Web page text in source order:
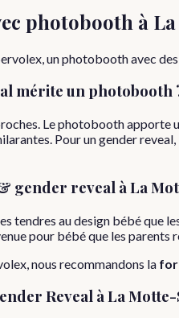
photobooth à
un photobooth avec
mérite un photobooth
Le photobooth
Pour un gender
gender reveal à La
tendres au design bébé que
pour bébé que les parents
, nous recommandons la
Reveal àLa